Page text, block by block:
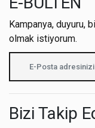
Kampanya, duyuru,
olmak istiyorum.
Bizi Takip